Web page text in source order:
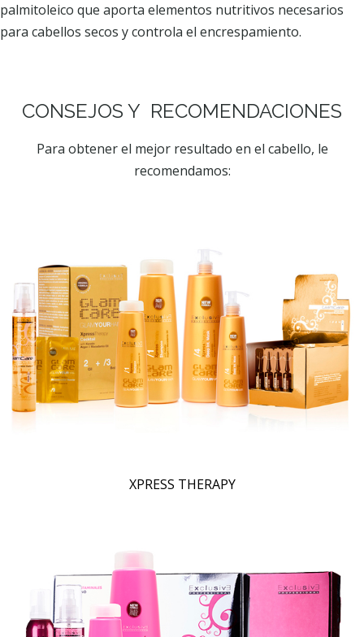
palmitoleico que aporta elementos nutritivos necesarios
para cabellos secos y controla el encrespamiento.
CONSEJOS Y RECOMENDACIONES
Para obtener el mejor resultado en el cabello, le
recomendamos:
XPRESS THERAPY